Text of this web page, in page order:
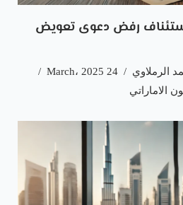
رفض دعوى تعويض
الرملاوي
24 March، 2025
الاماراتي